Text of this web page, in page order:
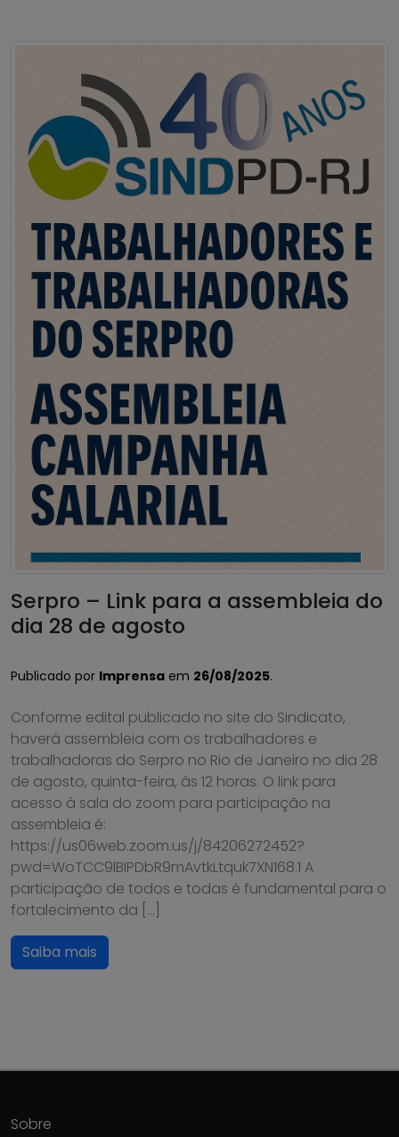
Serpro – Link para a assembleia do
dia 28 de agosto
Publicado por Imprensa em 26/08/2025.
Conforme edital publicado no site do Sindicato,
haverá assembleia com os trabalhadores e
trabalhadoras do Serpro no Rio de Janeiro no dia 28
de agosto, quinta-feira, às 12 horas. O link para
acesso à sala do zoom para participação na
assembleia é:
https://us06web.zoom.us/j/84206272452?
pwd=WoTCC9lBIPDbR9mAvtkLtquk7XN168.1 A
participação de todos e todas é fundamental para o
fortalecimento da […]
Saiba mais
Sobre